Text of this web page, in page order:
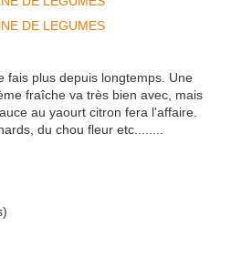
fais plus depuis longtemps. Une
fraîche va très bien avec, mais
au yaourt citron fera l'affaire.
du chou fleur etc........